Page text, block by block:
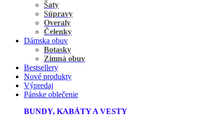
Šaty
Súpravy
Overaly
Čelenky
Dámska obuv
Botasky
Zimná obuv
Bestsellery
Nové produkty
Výpredaj
Pánske oblečenie
BUNDY, KABÁTY A VESTY